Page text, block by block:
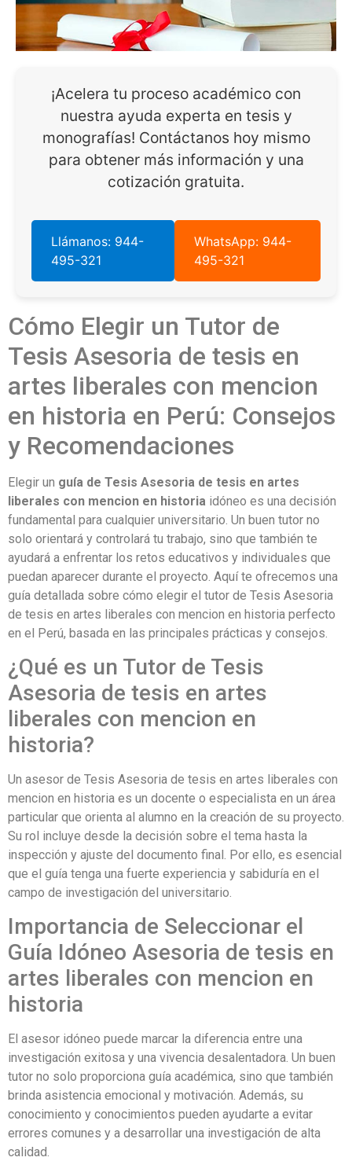
¡Acelera tu proceso académico con
nuestra ayuda experta en tesis y
monografías! Contáctanos hoy mismo
para obtener más información y una
cotización gratuita.
Llámanos: 944-
495-321
WhatsApp: 944-
495-321
Cómo Elegir un Tutor de
Tesis Asesoria de tesis en
artes liberales con mencion
en historia en Perú: Consejos
y Recomendaciones
Elegir un guía de Tesis Asesoria de tesis en artes
liberales con mencion en historia idóneo es una decisión
fundamental para cualquier universitario. Un buen tutor no
solo orientará y controlará tu trabajo, sino que también te
ayudará a enfrentar los retos educativos y individuales que
puedan aparecer durante el proyecto. Aquí te ofrecemos una
guía detallada sobre cómo elegir el tutor de Tesis Asesoria
de tesis en artes liberales con mencion en historia perfecto
en el Perú, basada en las principales prácticas y consejos.
¿Qué es un Tutor de Tesis
Asesoria de tesis en artes
liberales con mencion en
historia?
Un asesor de Tesis Asesoria de tesis en artes liberales con
mencion en historia es un docente o especialista en un área
particular que orienta al alumno en la creación de su proyecto.
Su rol incluye desde la decisión sobre el tema hasta la
inspección y ajuste del documento final. Por ello, es esencial
que el guía tenga una fuerte experiencia y sabiduría en el
campo de investigación del universitario.
Importancia de Seleccionar el
Guía Idóneo Asesoria de tesis en
artes liberales con mencion en
historia
El asesor idóneo puede marcar la diferencia entre una
investigación exitosa y una vivencia desalentadora. Un buen
tutor no solo proporciona guía académica, sino que también
brinda asistencia emocional y motivación. Además, su
conocimiento y conocimientos pueden ayudarte a evitar
errores comunes y a desarrollar una investigación de alta
calidad.